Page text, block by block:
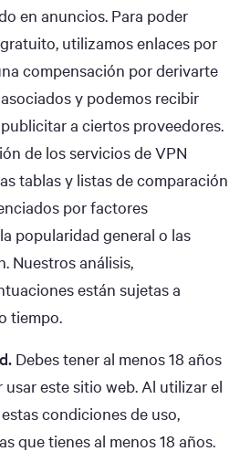
en anuncios. Para poder
utilizamos enlaces por
compensación por derivarte
y podemos recibir
a ciertos proveedores.
de los servicios de VPN
tablas y listas de comparación
por factores
popularidad general o las
Nuestros análisis,
están sujetas a
tiempo.
Debes tener al menos 18 años
este sitio web. Al utilizar el
condiciones de uso,
que tienes al menos 18 años.